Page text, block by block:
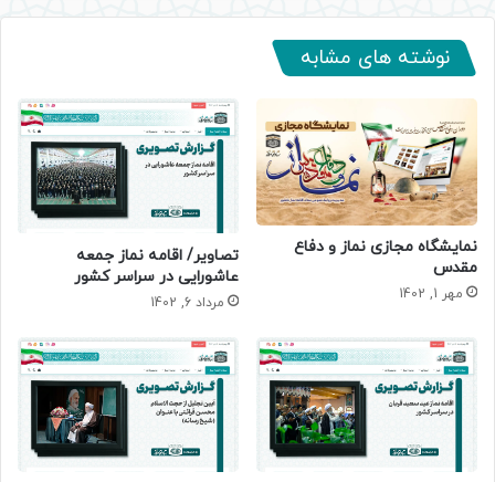
نوشته های مشابه
نمایشگاه مجازی نماز و دفاع
مقدس
مهر 1, 1402
تصاویر/ اقامه نماز جمعه
عاشورایی در سراسر کشور
مرداد 6, 1402